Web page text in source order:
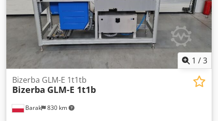
1 /3
Barak 830 km
Bizerba GLM-E 1t1tb
Bizerba GLM-E 1t1b